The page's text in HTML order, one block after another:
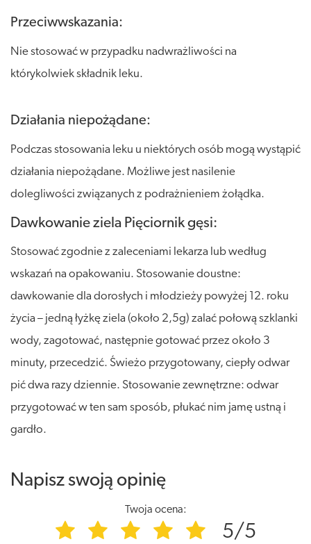
Przeciwwskazania:
Nie stosować w przypadku nadwrażliwości na
którykolwiek składnik leku.
Działania niepożądane:
Podczas stosowania leku u niektórych osób mogą wystąpić
działania niepożądane. Możliwe jest nasilenie
dolegliwości związanych z podrażnieniem żołądka.
Dawkowanie ziela Pięciornik gęsi:
Stosować zgodnie z zaleceniami lekarza lub według
wskazań na opakowaniu. Stosowanie doustne:
dawkowanie dla dorosłych i młodzieży powyżej 12. roku
życia – jedną łyżkę ziela (około 2,5g) zalać połową szklanki
wody, zagotować, następnie gotować przez około 3
minuty, przecedzić. Świeżo przygotowany, ciepły odwar
pić dwa razy dziennie. Stosowanie zewnętrzne: odwar
przygotować w ten sam sposób, płukać nim jamę ustną i
gardło.
Napisz swoją opinię
Twoja ocena:
5/5